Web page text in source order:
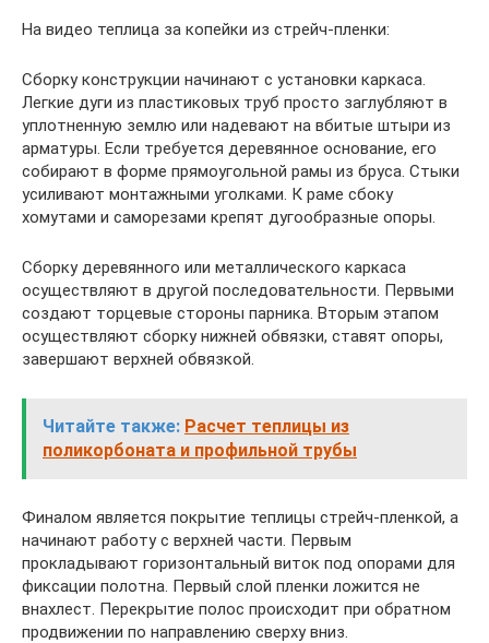
На видео теплица за копейки из стрейч-пленки:
Сборку конструкции начинают с установки каркаса.
Легкие дуги из пластиковых труб просто заглубляют в
уплотненную землю или надевают на вбитые штыри из
арматуры. Если требуется деревянное основание, его
собирают в форме прямоугольной рамы из бруса. Стыки
усиливают монтажными уголками. К раме сбоку
хомутами и саморезами крепят дугообразные опоры.
Сборку деревянного или металлического каркаса
осуществляют в другой последовательности. Первыми
создают торцевые стороны парника. Вторым этапом
осуществляют сборку нижней обвязки, ставят опоры,
завершают верхней обвязкой.
Читайте также: Расчет теплицы из
поликорбоната и профильной трубы
Финалом является покрытие теплицы стрейч-пленкой, а
начинают работу с верхней части. Первым
прокладывают горизонтальный виток под опорами для
фиксации полотна. Первый слой пленки ложится не
внахлест. Перекрытие полос происходит при обратном
продвижении по направлению сверху вниз.